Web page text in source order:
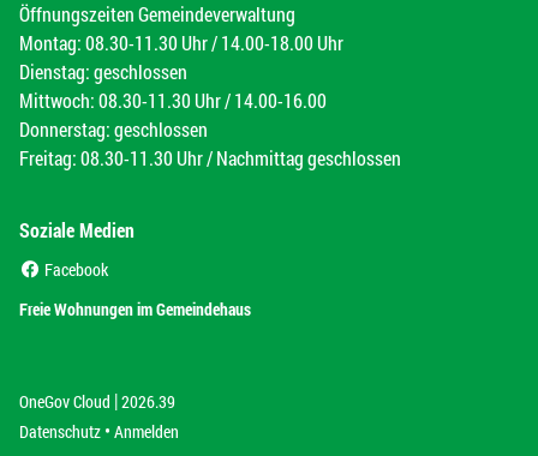
Öffnungszeiten Gemeindeverwaltung
Montag: 08.30-11.30 Uhr / 14.00-18.00 Uhr
Dienstag: geschlossen
Mittwoch: 08.30-11.30 Uhr / 14.00-16.00
Donnerstag: geschlossen
Freitag: 08.30-11.30 Uhr / Nachmittag geschlossen
Soziale Medien
Facebook
Freie Wohnungen im Gemeindehaus
OneGov Cloud (External Link)
|2026.39
Datenschutz (External Link)
Anmelden